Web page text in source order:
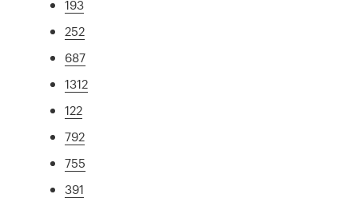
193
252
687
1312
122
792
755
391